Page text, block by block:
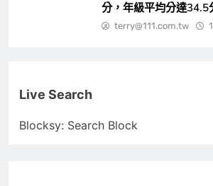
分，年級平均分達34.5
terry@111.com.tw
Live Search
Blocksy: Search Block